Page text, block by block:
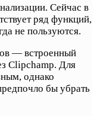
Сейчас в
ряд функций,
не пользуются.
— встроенный
Clipchamp. Для
однако
бы убрать